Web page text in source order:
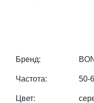
Бренд:
Частота: 50-
Цвет: